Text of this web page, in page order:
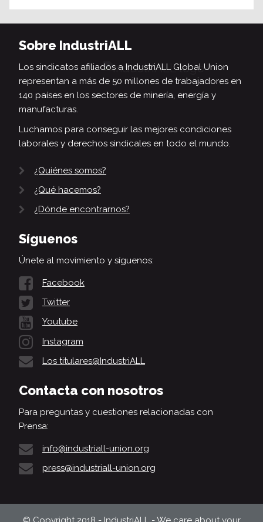
Sobre IndustriALL
Los sindicatos afiliados a IndustriALL Global Union
representan a más de 50 millones de trabajadores en
140 países en los sectores de minería, energía y
manufacturas.
Luchamos para conseguir las mejores condiciones
laborales y derechos sindicales en todo el mundo.
¿Quiénes somos?
¿Qué hacemos?
¿Dónde encontrarnos?
Síguenos
Únete al movimiento y síguenos:
Facebook
Twitter
Youtube
Instagram
Los titulares@IndustriALL
Contacta con nosotros
Para preguntas y cuestiones relacionadas con
Prensa:
info@industriall-union.org
press@industriall-union.org